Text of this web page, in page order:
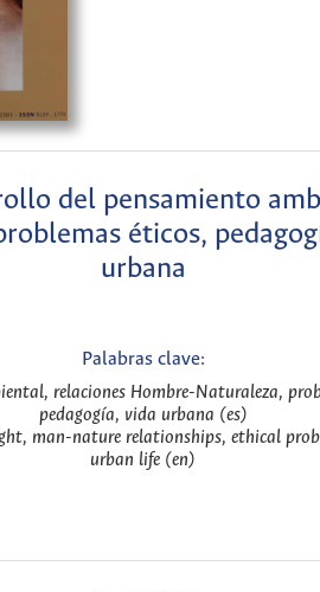
del pensamiento
éticos,
urbana
Palabras clave:
relaciones Hombre-Naturaleza,
pedagogía, vida urbana (es)
man-nature relationships, ethical
urban life (en)